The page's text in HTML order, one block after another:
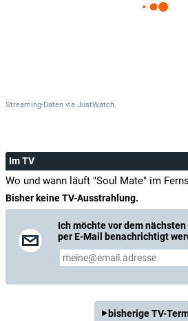
Streaming-Daten via JustWatch.
Im TV
Wo und wann läuft "Soul Mate" im
Bisher keine TV-Ausstrahlung.
Ich möchte vor dem
per E-Mail benachrichtigt
bisherige TV-